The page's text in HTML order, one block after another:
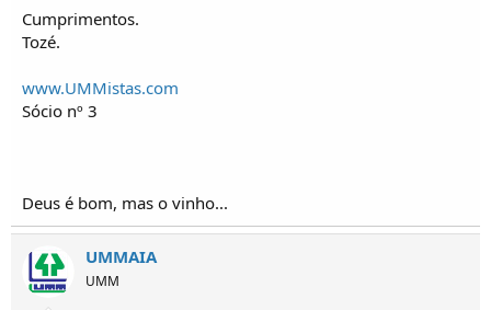
Cumprimentos.
Tozé.
www.UMMistas.com
Sócio nº 3
Deus é bom, mas o vinho...
UMMAIA
UMM